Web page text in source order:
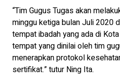
“Tim Gugus Tugas akan
minggu ketiga bulan Juli 2020
tempat ibadah yang ada di
tempat yang dinilai oleh tim
menerapkan protokol
sertifikat.” tutur Ning Ita.